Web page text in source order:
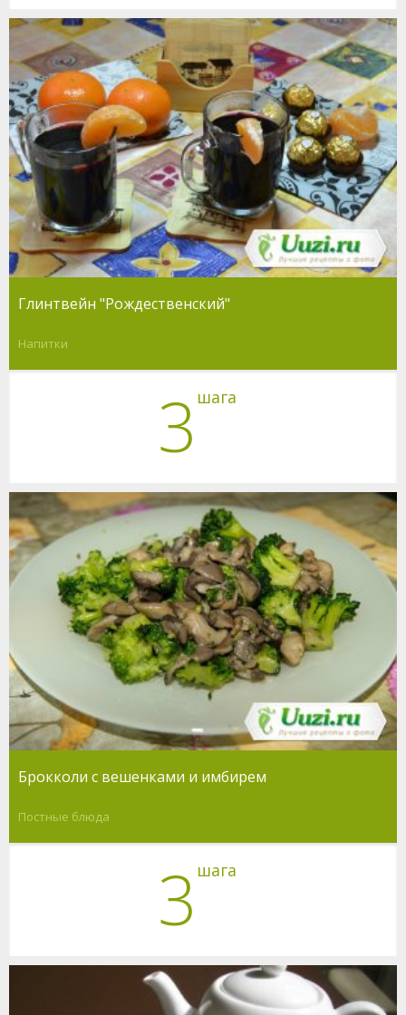
Глинтвейн "Рождественский"
Напитки
3 шага
Брокколи с вешенками и имбирем
Постные блюда
3 шага